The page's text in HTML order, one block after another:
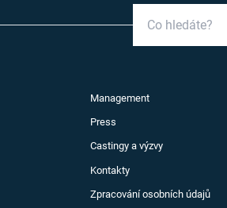
Management
Press
Castingy a výzvy
Kontakty
Zpracování osobních údajů